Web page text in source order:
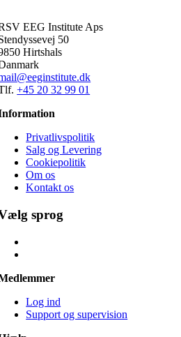
EEG Institute Aps
50
Hirtshals
+45 20 32 99 01
Privatlivspolitik
Salg og Levering
Cookiepolitik
Om os
Kontakt os
sprog
Log ind
Support og supervision